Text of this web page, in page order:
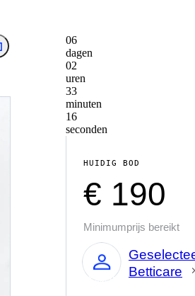
06
dagen
02
uren
33
minuten
16
seconden
HUIDIG BOD
€ 190
Minimumprijs bereikt
Expert
Betticare